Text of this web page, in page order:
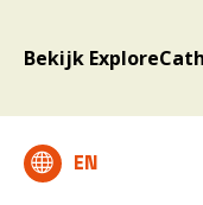
Bekijk